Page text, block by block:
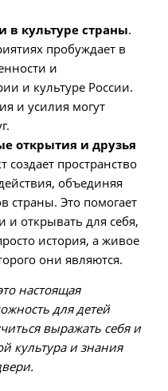
в культуре страны.
пробуждает в
и
и культуре России.
и усилия могут
открытия и друзья
создает пространство
объединяя
страны. Это помогает
и открывать для себя,
история, а живое
они являются.
настоящая
для детей
выражать себя и
культура и знания